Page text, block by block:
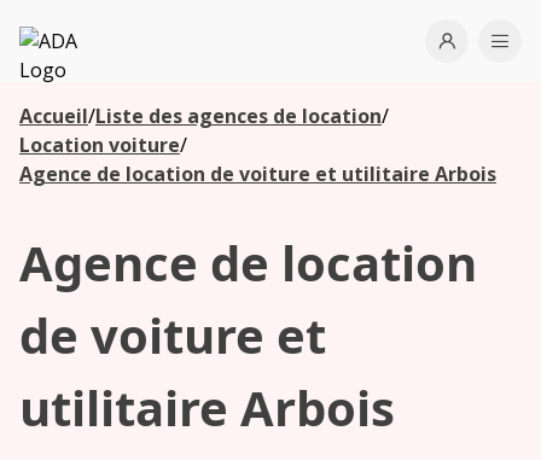
ADA
Open
Accueil/Liste des agences de location/
Location voiture/
Agence de location de voiture et utilitaire Arbois
Agence de location
de voiture et
utilitaire Arbois
Les
agences à
proximité
Commencez
votre
recherche
agences à
proximité